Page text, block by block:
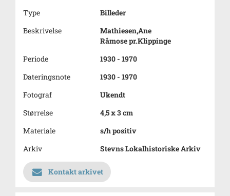
Type
Billeder
Beskrivelse
Mathiesen,Ane
Råmose pr.Klippinge
Periode
1930 - 1970
Dateringsnote
1930 - 1970
Fotograf
Ukendt
Størrelse
4,5 x 3 cm
Materiale
s/h positiv
Arkiv
Stevns Lokalhistoriske Arkiv
Kontakt arkivet